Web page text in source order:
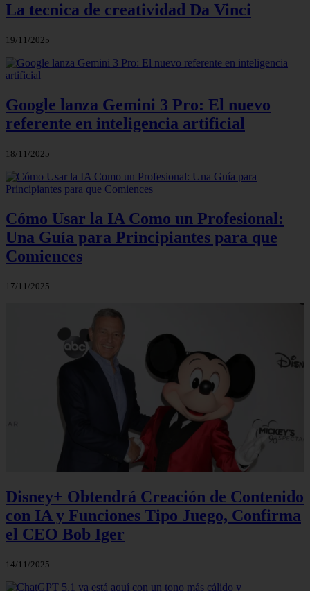
La tecnica de creatividad Da Vinci
19/11/2025
Google lanza Gemini 3 Pro: El nuevo
referente en inteligencia artificial
18/11/2025
Cómo Usar la IA Como un Profesional:
Una Guía para Principiantes para que
Comiences
17/11/2025
Disney+ Obtendrá Creación de Contenido
con IA y Funciones Tipo Juego, Confirma
el CEO Bob Iger
14/11/2025